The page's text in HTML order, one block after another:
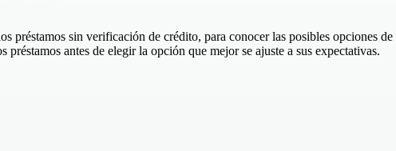
préstamos sin verificación de crédito, para conocer las posibles opciones
antes de elegir la opción que mejor se ajuste a sus expectativas.